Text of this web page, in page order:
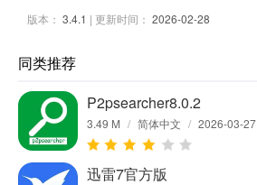
版本： 3.4.1 | 更新时间： 2026-02-28
同类推荐
P2psearcher8.0.2
3.49 M / 简体中文 / 2026-03-27
迅雷7官方版